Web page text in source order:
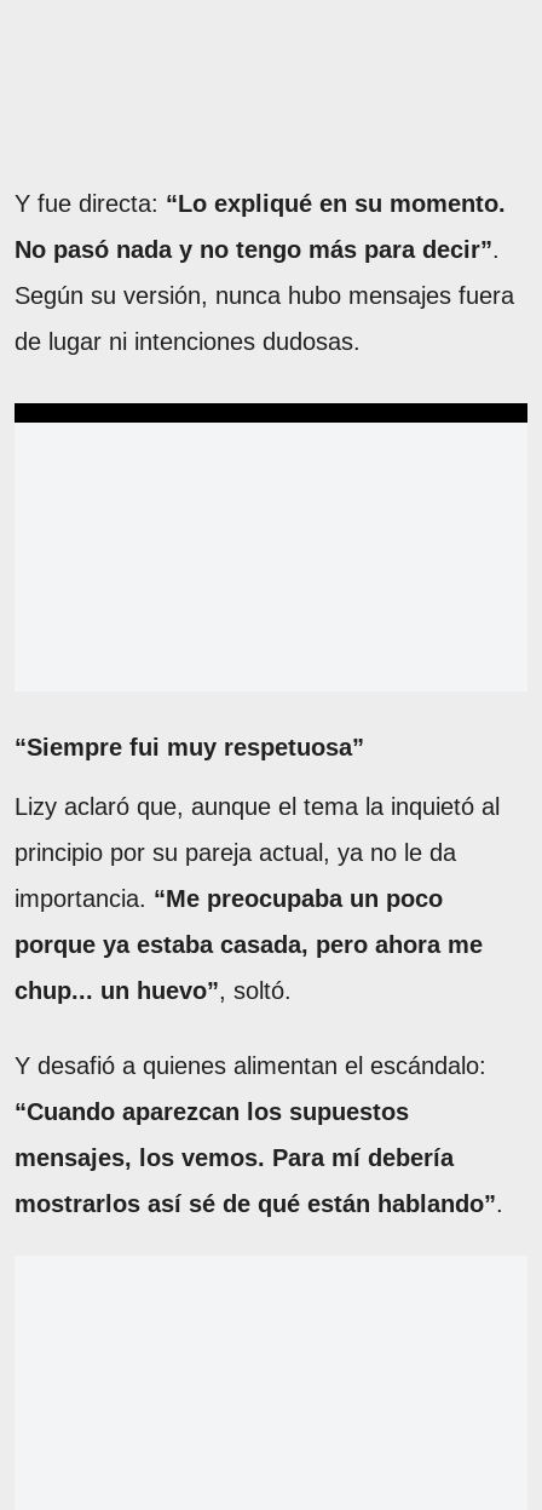
Y fue directa: “Lo expliqué en su momento.
No pasó nada y no tengo más para decir”.
Según su versión, nunca hubo mensajes fuera
de lugar ni intenciones dudosas.
“Siempre fui muy respetuosa”
Lizy aclaró que, aunque el tema la inquietó al
principio por su pareja actual, ya no le da
importancia. “Me preocupaba un poco
porque ya estaba casada, pero ahora me
chup... un huevo”, soltó.
Y desafió a quienes alimentan el escándalo:
“Cuando aparezcan los supuestos
mensajes, los vemos. Para mí debería
mostrarlos así sé de qué están hablando”.